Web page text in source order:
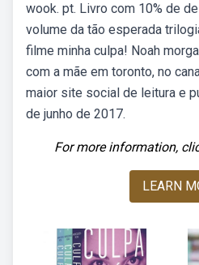
wook. pt. Livro com 10% de
volume da tão esperada
filme minha culpa! Noah
com a mãe em toronto, no
maior site social de leitura e
de junho de 2017.
For more information,
LEARN